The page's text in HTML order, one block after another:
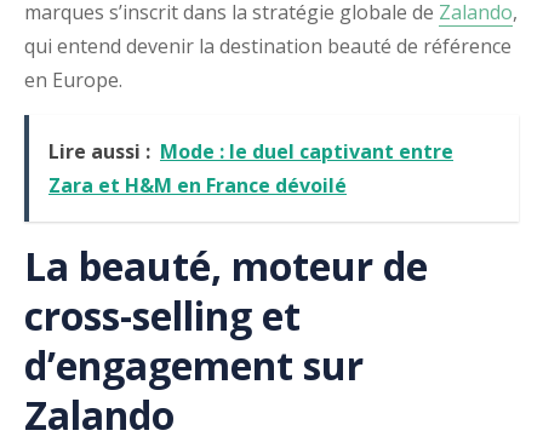
marques s’inscrit dans la stratégie globale de Zalando,
qui entend devenir la destination beauté de référence
en Europe.
Lire aussi : Mode : le duel captivant entre
Zara et H&M en France dévoilé
La beauté, moteur de
cross-selling et
d’engagement sur
Zalando